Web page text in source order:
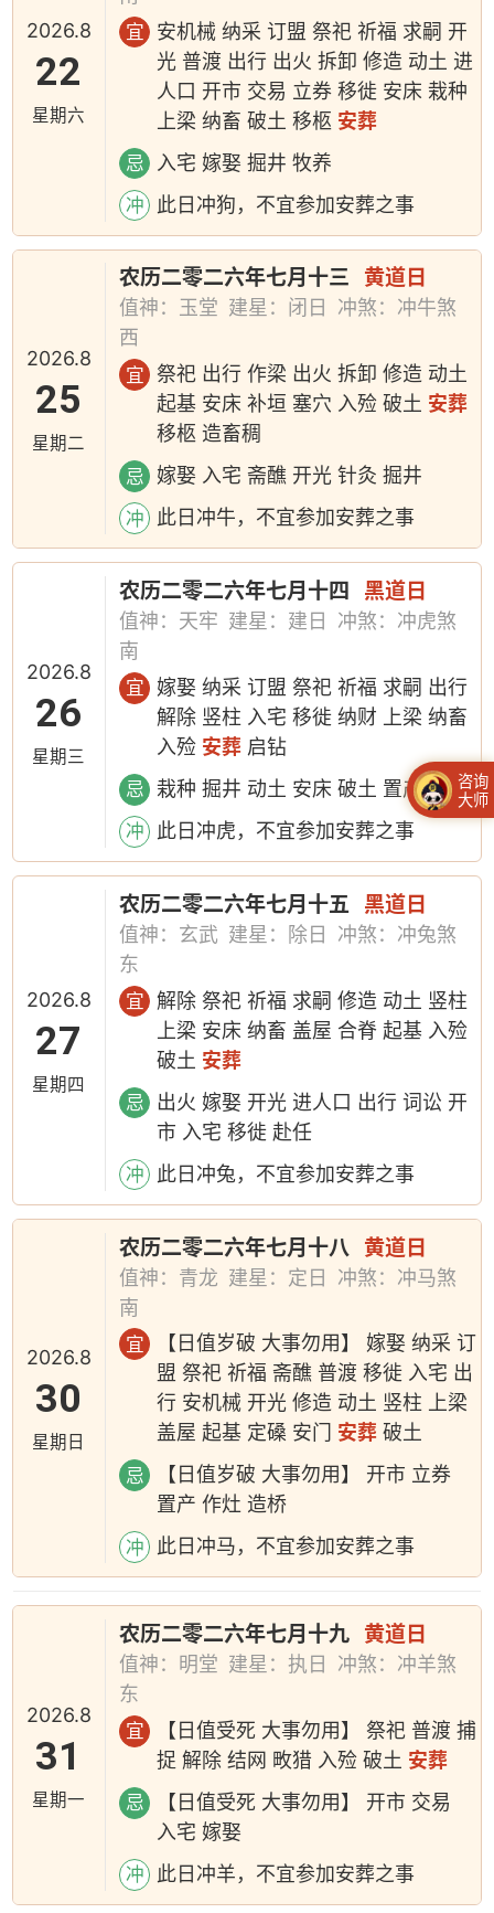
2026.8
22
星期六
宜
安机械 纳采 订盟 祭祀 祈福 求嗣 开
光 普渡 出行 出火 拆卸 修造 动土 进
人口 开市 交易 立券 移徙 安床 栽种
上梁 纳畜 破土 移柩 安葬
忌 入宅 嫁娶 掘井 牧养
冲 此日冲狗，不宜参加安葬之事
2026.8
25
星期二
农历二零二六年七月十三 黄道日
值神：玉堂 建星：闭日
冲煞：冲牛煞
西
宜
祭祀 出行 作梁 出火 拆卸 修造 动土
起基 安床 补垣 塞穴 入殓 破土 安葬
移柩 造畜稠
忌 嫁娶 入宅 斋醮 开光 针灸 掘井
冲 此日冲牛，不宜参加安葬之事
2026.8
26
星期三
农历二零二六年七月十四 黑道日
值神：天牢 建星：建日
冲煞：冲虎煞
南
宜
嫁娶 纳采 订盟 祭祀 祈福 求嗣 出行
解除 竖柱 入宅 移徙 纳财 上梁 纳畜
入殓 安葬 启钻
忌 栽种 掘井 动土 安床 破土 置产
冲 此日冲虎，不宜参加安葬之事
2026.8
27
星期四
农历二零二六年七月十五 黑道日
值神：玄武 建星：除日
冲煞：冲兔煞
东
宜
解除 祭祀 祈福 求嗣 修造 动土 竖柱
上梁 安床 纳畜 盖屋 合脊 起基 入殓
破土 安葬
忌
出火 嫁娶 开光 进人口 出行 词讼 开
市 入宅 移徙 赴任
冲 此日冲兔，不宜参加安葬之事
2026.8
30
星期日
农历二零二六年七月十八 黄道日
值神：青龙 建星：定日
冲煞：冲马煞
南
宜
【日值岁破 大事勿用】 嫁娶 纳采 订
盟 祭祀 祈福 斋醮 普渡 移徙 入宅 出
行 安机械 开光 修造 动土 竖柱 上梁
盖屋 起基 定磉 安门 安葬 破土
忌
【日值岁破 大事勿用】 开市 立券
置产 作灶 造桥
冲 此日冲马，不宜参加安葬之事
2026.8
31
星期一
农历二零二六年七月十九 黄道日
值神：明堂 建星：执日
冲煞：冲羊煞
东
宜
【日值受死 大事勿用】 祭祀 普渡 捕
捉 解除 结网 畋猎 入殓 破土 安葬
忌
【日值受死 大事勿用】 开市 交易
入宅 嫁娶
冲 此日冲羊，不宜参加安葬之事
咨询
大师